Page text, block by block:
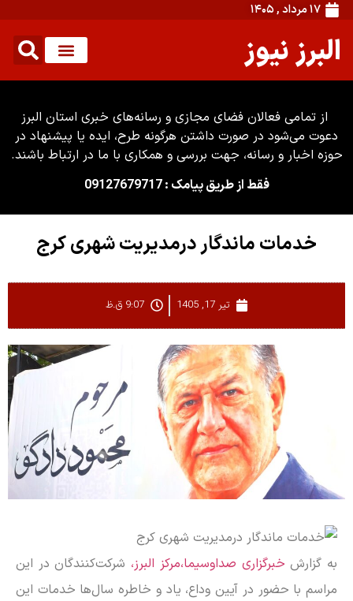
۱۷ مرداد , ۱۴۰۵
البرز نیوز
از تمامی فعالان فضای مجازی و رسانه‌های خبری استان البرز
دعوت می‌شود در صورت داشتن هرگونه طرح، ایده یا پیشنهاد در
حوزه اخبار و رسانه، جهت بررسی و همکاری با ما در ارتباط باشند.
فقط از طریق پیامک : 09127679717
خدمات ماندگار درمدیریت شهری کرج
تیر 17, 1405 9:07 ق.ظ
به گزارش خبرگزاری صداوسیما،مرکز البرز، شرکت‌کنندگان در این
مراسم با حضور در آیین وداع، یاد و خاطره سال‌ها خدمات این